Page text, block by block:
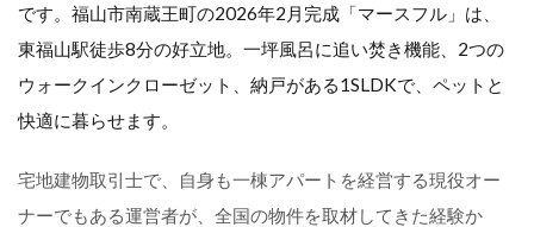
です。福山市南蔵王町の2026年2月完成「マースフル」は、
東福山駅徒歩8分の好立地。一坪風呂に追い焚き機能、2つの
ウォークインクローゼット、納戸がある1SLDKで、ペットと
快適に暮らせます。
宅地建物取引士で、自身も一棟アパートを経営する現役オー
ナーでもある運営者が、全国の物件を取材してきた経験か